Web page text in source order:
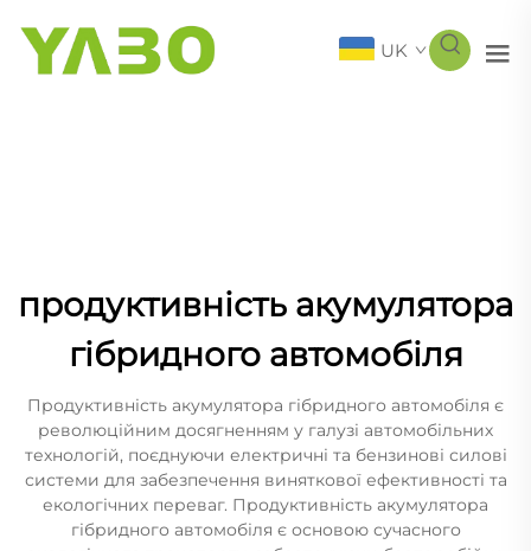
UK
продуктивність акумулятора
гібридного автомобіля
Продуктивність акумулятора гібридного автомобіля є
революційним досягненням у галузі автомобільних
технологій, поєднуючи електричні та бензинові силові
системи для забезпечення виняткової ефективності та
екологічних переваг. Продуктивність акумулятора
гібридного автомобіля є основою сучасного